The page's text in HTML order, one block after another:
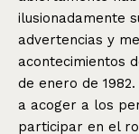
ilusionadamente
advertencias y
acontecimientos
de enero de
a acoger a los
participar en el